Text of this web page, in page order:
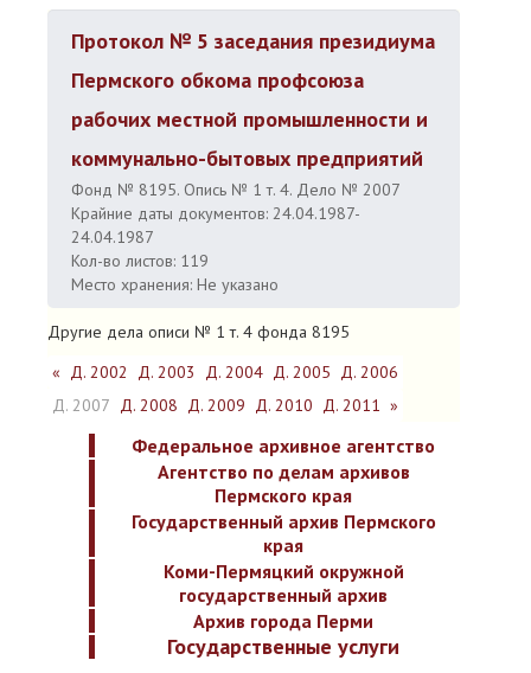
Протокол № 5 заседания президиума
Пермского обкома профсоюза
рабочих местной промышленности и
коммунально-бытовых предприятий
Фонд № 8195. Опись № 1 т. 4. Дело № 2007
Крайние даты документов: 24.04.1987-
24.04.1987
Кол-во листов: 119
Место хранения: Не указано
Другие дела описи № 1 т. 4 фонда 8195
« Д. 2002 Д. 2003 Д. 2004 Д. 2005 Д. 2006
Д. 2007 Д. 2008 Д. 2009 Д. 2010 Д. 2011 »
Федеральное архивное агентство
Агентство по делам архивов
Пермского края
Государственный архив Пермского
края
Коми-Пермяцкий окружной
государственный архив
Архив города Перми
Государственные услуги